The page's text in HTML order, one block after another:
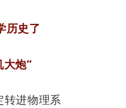
历史了
大炮”
转进物理系